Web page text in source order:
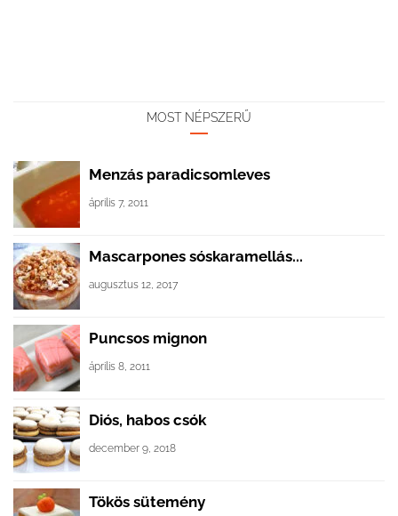
MOST NÉPSZERŰ
Menzás paradicsomleves
április 7, 2011
Mascarpones sóskaramellás...
augusztus 12, 2017
Puncsos mignon
április 8, 2011
Diós, habos csók
december 9, 2018
Tökös sütemény